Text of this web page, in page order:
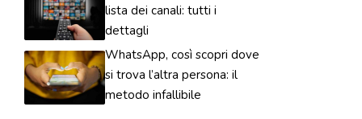
lista dei canali: tutti i
dettagli
WhatsApp, così scopri dove
si trova l’altra persona: il
metodo infallibile